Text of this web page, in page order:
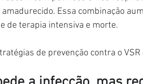
Essa combinação
de terapia intensiva e morte.
de prevenção contra o